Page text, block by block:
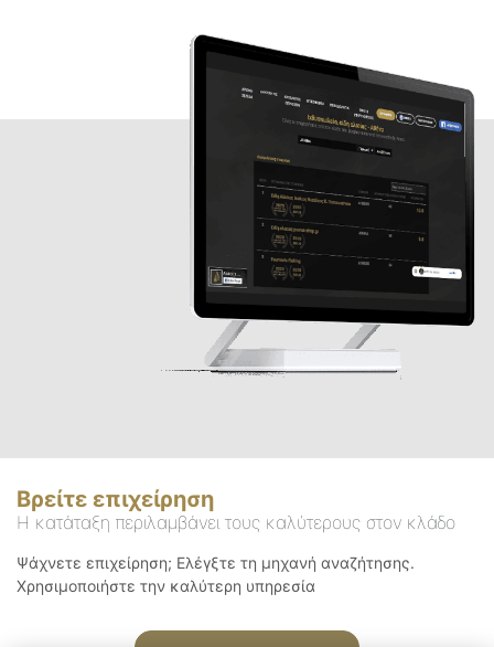
Βρείτε επιχείρηση
Η κατάταξη περιλαμβάνει τους καλύτερους στον κλάδο
Ψάχνετε επιχείρηση; Ελέγξτε τη μηχανή αναζήτησης.
Χρησιμοποιήστε την καλύτερη υπηρεσία